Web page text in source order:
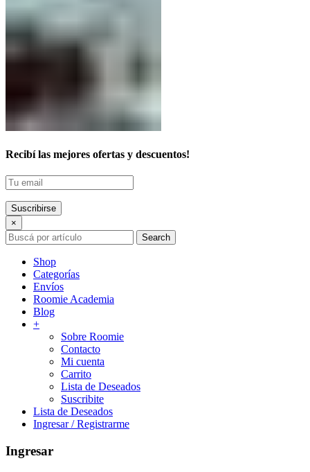
Recibí las mejores ofertas y descuentos!
×
Search
Shop
Categorías
Envíos
Roomie Academia
Blog
+
Sobre Roomie
Contacto
Mi cuenta
Carrito
Lista de Deseados
Suscribite
Lista de Deseados
Ingresar / Registrarme
Ingresar